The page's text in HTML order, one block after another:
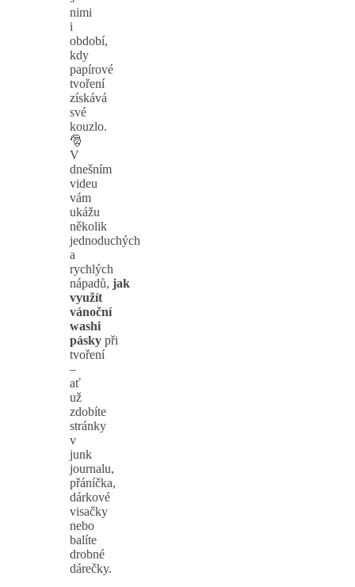
nimi
i
období,
kdy
papírové
tvoření
získává
své
kouzlo.
🎅
V
dnešním
videu
vám
ukážu
několik
jednoduchých
a
rychlých
nápadů, jak
využít
vánoční
washi
pásky při
tvoření
–
ať
už
zdobíte
stránky
v
junk
journalu,
přáníčka,
dárkové
visačky
nebo
balíte
drobné
dárečky.